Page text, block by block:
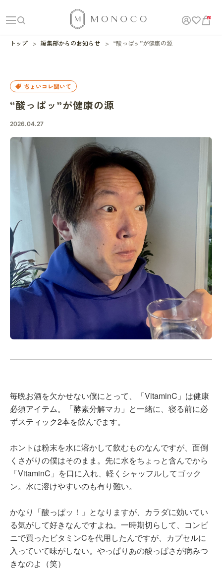
0
トップ 編集部からのお知らせ “酸っぱッ”が健康の源
ちょいコレ聞いて
“酸っぱッ”が健康の源
2026.04.27
毎晩お酒を欠かせない僕にとって、「VitaminC」は健康
必須アイテム。「酵素分解マカ」と一緒に、寝る前に必
ずスティック2本を飲んでます。
ホントは粉末を水に溶かして飲むものなんですが、面倒
くさがりの僕はそのまま。先に水をちょっと含んでから
「VitaminC」を口に入れ、軽くシャッフルしてゴック
ン。水に溶けやすいのも有り難い。
かなり「酸っぱッ！」となりますが、カラダに効いてい
る気がして好きなんですよね。一時期切らして、コンビ
ニで買ったビタミンCを代用したんですが、カプセルに
入っていて味がしない。やっぱりあの酸っぱさが病みつ
きなのよ（笑）